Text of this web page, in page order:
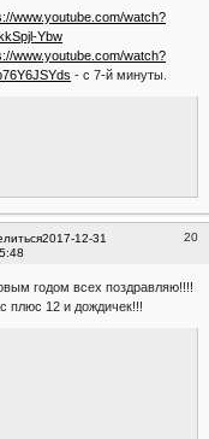
www.youtube.com/watch?
Ybw
www.youtube.com/watch?
- с 7-й минуты.
20
2017-12-31
годом всех поздравляю!!!!
плюс 12 и дождичек!!!